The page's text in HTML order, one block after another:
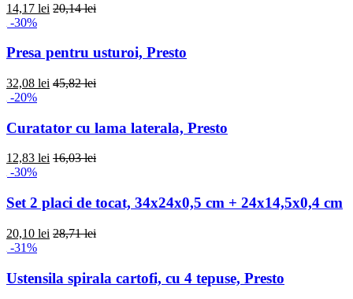
14,17 lei 20,14 lei
-30%
Presa pentru usturoi, Presto
32,08 lei 45,82 lei
-20%
Curatator cu lama laterala, Presto
12,83 lei 16,03 lei
-30%
Set 2 placi de tocat, 34x24x0,5 cm + 24x14,5x0,4 cm
20,10 lei 28,71 lei
-31%
Ustensila spirala cartofi, cu 4 tepuse, Presto